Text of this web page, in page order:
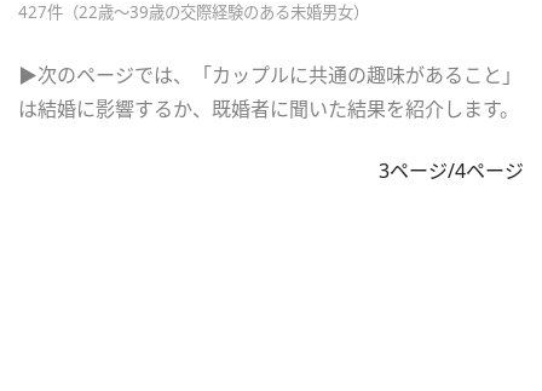
427件（22歳～39歳の交際経験のある未婚男女）
▶次のページでは、「カップルに共通の趣味があること」
は結婚に影響するか、既婚者に聞いた結果を紹介します。
3ページ/4ページ